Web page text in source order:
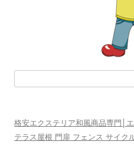
格安エクステリア和風商品専門│
テラス屋根 門扉 フェンス サイク